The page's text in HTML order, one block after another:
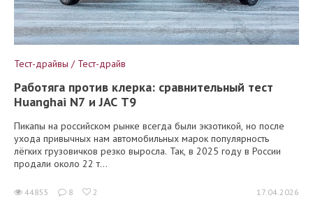
Тест-драйвы / Тест-драйв
Работяга против клерка: сравнительный тест
Huanghai N7 и JAC T9
Пикапы на российском рынке всегда были экзотикой, но после
ухода привычных нам автомобильных марок популярность
лёгких грузовичков резко выросла. Так, в 2025 году в России
продали около 22 т...
44855 8 2 17.04.2026